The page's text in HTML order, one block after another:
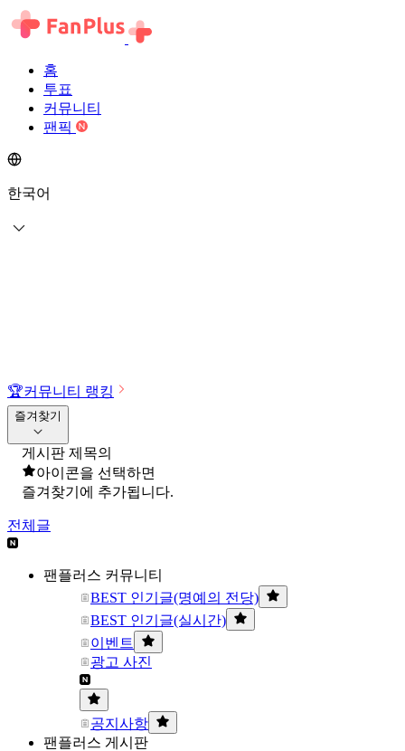
홈
투표
커뮤니티
팬픽
한국어
🏆커뮤니티 랭킹
즐겨찾기
게시판 제목의
아이콘을 선택하면
즐겨찾기에 추가됩니다.
전체글
팬플러스 커뮤니티
BEST 인기글(명예의 전당)
BEST 인기글(실시간)
이벤트
광고 사진
공지사항
팬플러스 게시판